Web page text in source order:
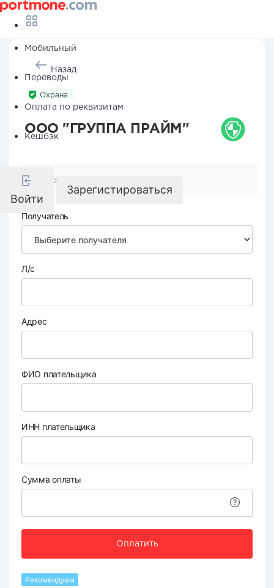
Мобильный
Переводы
Оплата по реквизитам
Кешбэк
Войти
Зарегистироваться
Назад
Охрана
ООО "ГРУППА ПРАЙМ"
Реквизиты компании
Получатель
Л/с
Адрес
ФИО плательщика
ИНН плательщика
Сумма оплаты
Оплатить
Рекомендуем